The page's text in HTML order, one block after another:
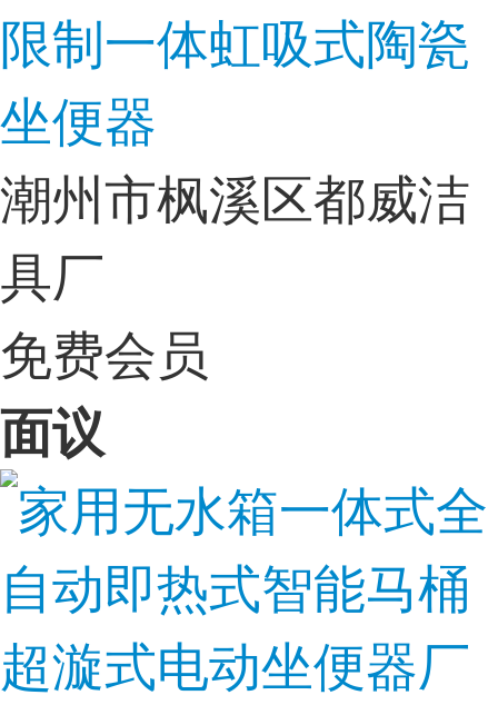
限制一体虹吸式陶瓷
坐便器
潮州市枫溪区都威洁
具厂
免费会员
面议